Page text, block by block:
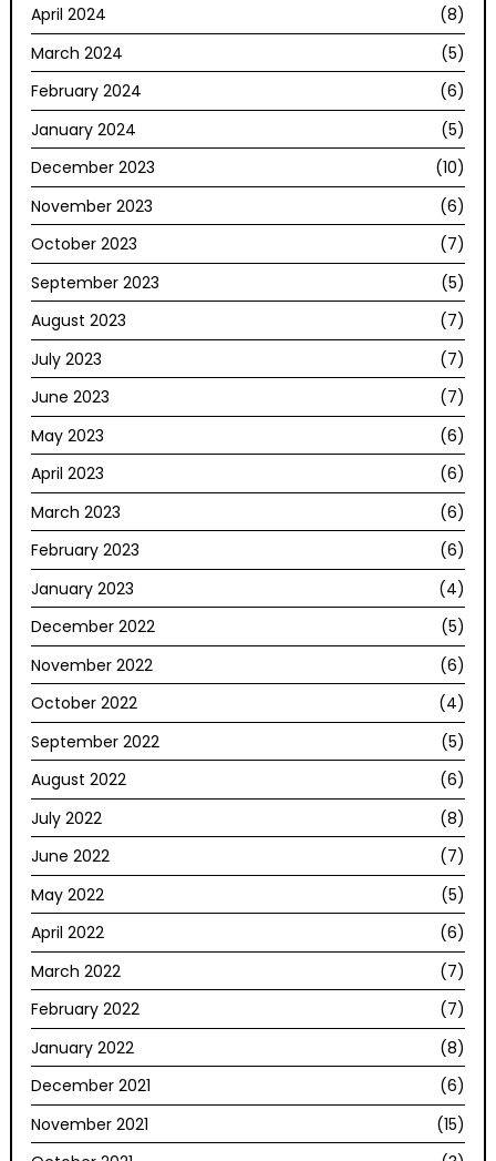
April 2024
(8)
March 2024
(5)
February 2024
(6)
January 2024
(5)
December 2023
(10)
November 2023
(6)
October 2023
(7)
September 2023
(5)
August 2023
(7)
July 2023
(7)
June 2023
(7)
May 2023
(6)
April 2023
(6)
March 2023
(6)
February 2023
(6)
January 2023
(4)
December 2022
(5)
November 2022
(6)
October 2022
(4)
September 2022
(5)
August 2022
(6)
July 2022
(8)
June 2022
(7)
May 2022
(5)
April 2022
(6)
March 2022
(7)
February 2022
(7)
January 2022
(8)
December 2021
(6)
November 2021
(15)